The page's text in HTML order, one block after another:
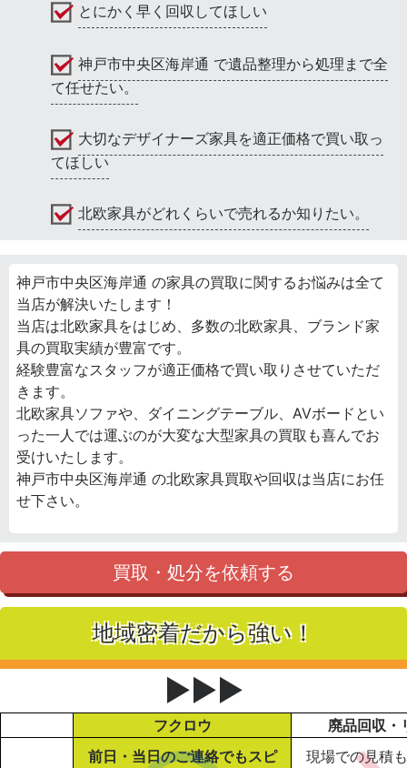
とにかく早く回収してほしい
神戸市中央区海岸通 で遺品整理から処理まで全
て任せたい。
大切なデザイナーズ家具を適正価格で買い取っ
てほしい
北欧家具がどれくらいで売れるか知りたい。
神戸市中央区海岸通 の家具の買取に関するお悩みは全て
当店が解決いたします！
当店は北欧家具をはじめ、多数の北欧家具、ブランド家
具の買取実績が豊富です。
経験豊富なスタッフが適正価格で買い取りさせていただ
きます。
北欧家具ソファや、ダイニングテーブル、AVボードとい
った一人では運ぶのが大変な大型家具の買取も喜んでお
受けいたします。
神戸市中央区海岸通 の北欧家具買取や回収は当店にお任
せ下さい。
買取・処分を依頼する
地域密着だから強い！
▶▶▶
フクロウ 廃品回収・
前日・当日のご連絡でもスピ
現場での見積